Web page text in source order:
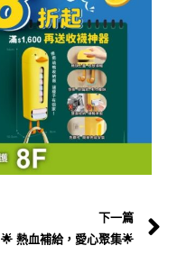
下一篇
🌟 熱血補給，愛心聚集🌟